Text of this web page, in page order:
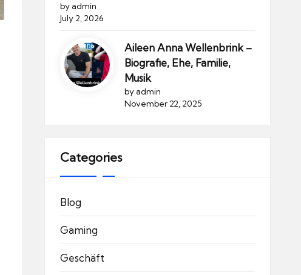
by admin
July 2, 2026
Aileen Anna Wellenbrink –
Biografie, Ehe, Familie,
Musik
by admin
November 22, 2025
Categories
Blog
Gaming
Geschäft